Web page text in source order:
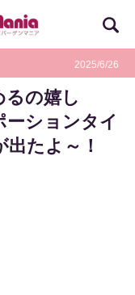
2025/6/26
の嬉し
ションタイ
たよ～！